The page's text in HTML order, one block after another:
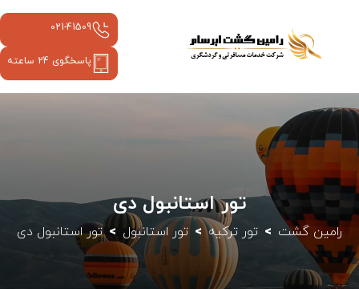
021-41509
پاسخگوی 24 ساعته
تور استانبول دی
رامین گشت تور ترکیه تور استانبول تور استانبول دی